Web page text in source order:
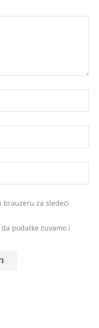
brauzeru za sledeći
podatke čuvamo i